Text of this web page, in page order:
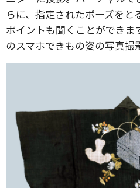
らに、指定されたポーズをと
ポイントも聞くことができま
のスマホできもの姿の写真撮